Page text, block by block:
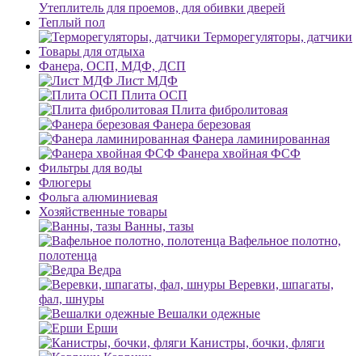
Утеплитель для проемов, для обивки дверей
Теплый пол
Терморегуляторы, датчики
Товары для отдыха
Фанера, ОСП, МДФ, ДСП
Лист МДФ
Плита ОСП
Плита фибролитовая
Фанера березовая
Фанера ламинированная
Фанера хвойная ФСФ
Фильтры для воды
Флюгеры
Фольга алюминиевая
Хозяйственные товары
Ванны, тазы
Вафельное полотно,
полотенца
Ведра
Веревки, шпагаты,
фал, шнуры
Вешалки одежные
Ерши
Канистры, бочки, фляги